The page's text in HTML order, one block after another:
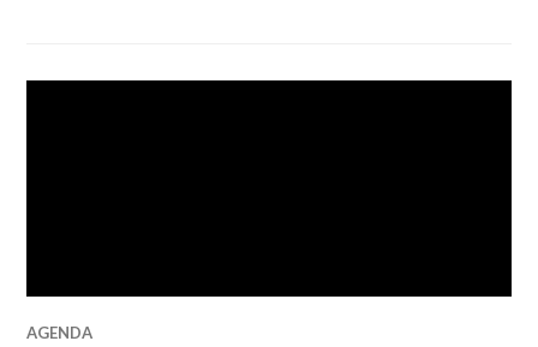
AGENDA